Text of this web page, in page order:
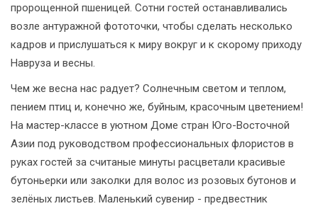
пророщенной пшеницей. Сотни гостей останавливались
возле антуражной фототочки, чтобы сделать несколько
кадров и прислушаться к миру вокруг и к скорому приходу
Навруза и весны.
Чем же весна нас радует? Солнечным светом и теплом,
пением птиц и, конечно же, буйным, красочным цветением!
На мастер-классе в уютном Доме стран Юго-Восточной
Азии под руководством профессиональных флористов в
руках гостей за считаные минуты расцветали красивые
бутоньерки или заколки для волос из розовых бутонов и
зелёных листьев. Маленький сувенир - предвестник